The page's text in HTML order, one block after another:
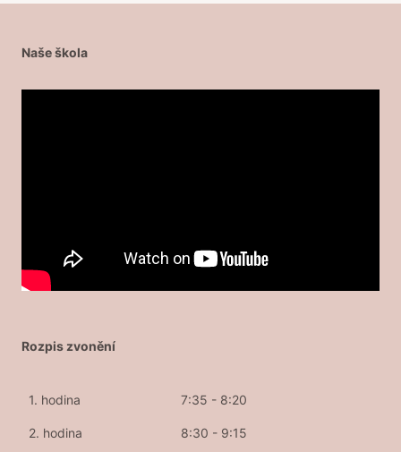
Naše škola
Rozpis zvonění
1. hodina 7:35 - 8:20
2. hodina 8:30 - 9:15